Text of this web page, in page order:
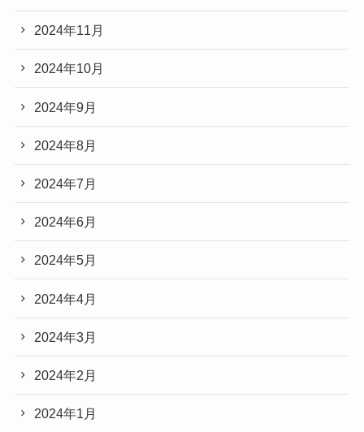
2024年11月
2024年10月
2024年9月
2024年8月
2024年7月
2024年6月
2024年5月
2024年4月
2024年3月
2024年2月
2024年1月